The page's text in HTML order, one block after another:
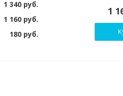
1 340 руб.
1 160 руб.
180 руб.
1